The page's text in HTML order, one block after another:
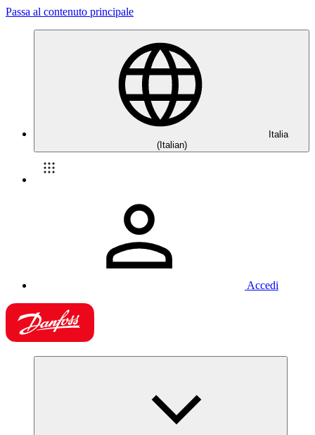
Passa al contenuto principale
Italia
(Italian)
Accedi